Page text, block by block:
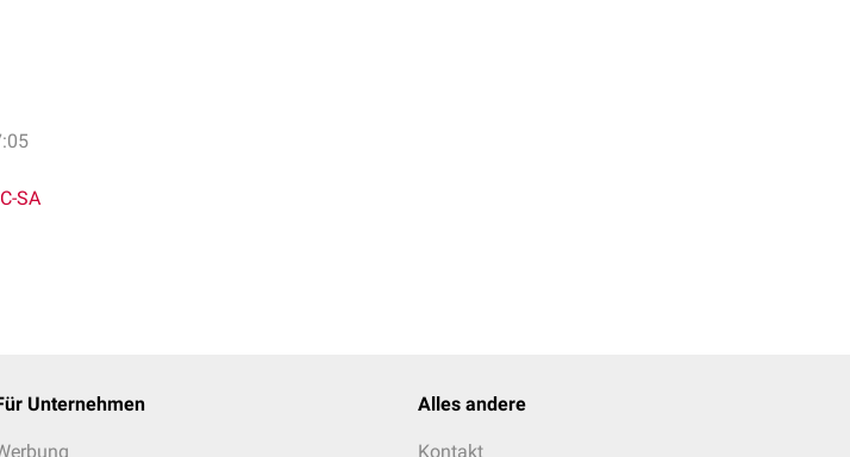
SA
Unternehmen Alles andere
Kontakt